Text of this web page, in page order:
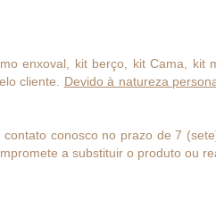
enxoval, kit berço, kit Cama, kit
cliente. Devido à natureza
conosco no prazo de 7
a substituir o produto ou